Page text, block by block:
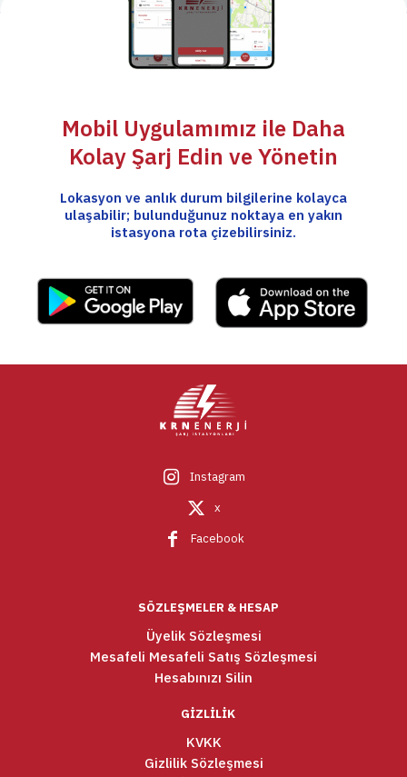
Mobil Uygulamımız ile Daha
Kolay Şarj Edin ve Yönetin
Lokasyon ve anlık durum bilgilerine kolayca
ulaşabilir; bulunduğunuz noktaya en yakın
istasyona rota çizebilirsiniz.
Instagram
x
Facebook
SÖZLEŞMELER & HESAP
Üyelik Sözleşmesi
Mesafeli Mesafeli Satış Sözleşmesi
Hesabınızı Silin
GİZLİLİK
KVKK
Gizlilik Sözleşmesi